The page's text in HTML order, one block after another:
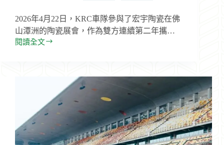
2026年4月22日，KRC車隊參與了宏宇陶瓷在佛
山潭洲的陶瓷展會，作為雙方連續第二年攜…
閱讀全文
KRC
續
簽